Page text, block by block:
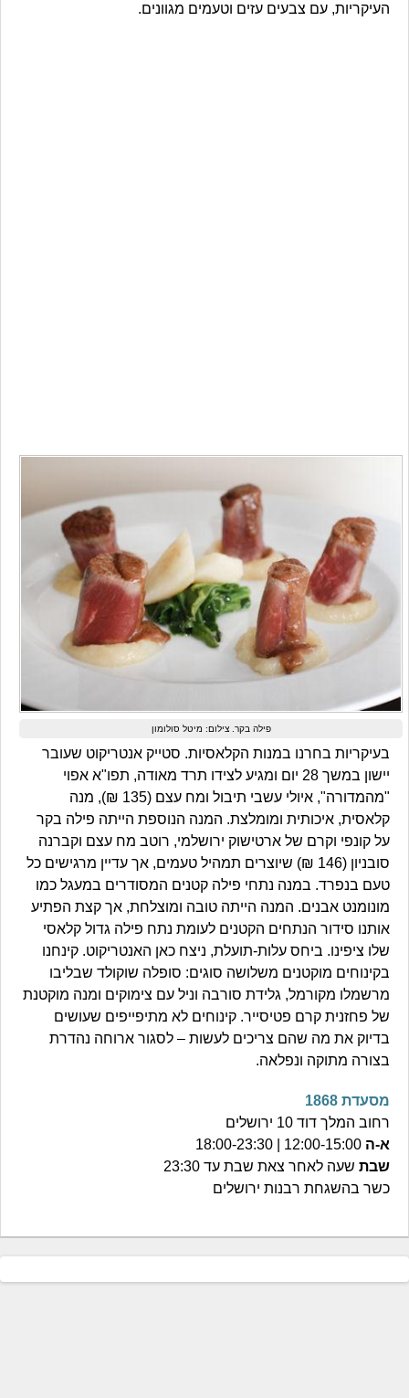
העיקריות, עם צבעים עזים וטעמים מגוונים.
פילה בקר. צילום: מיטל סולומון
בעיקריות בחרנו במנות הקלאסיות. סטייק אנטריקוט שעובר
יישון במשך 28 יום ומגיע לצידו תרד מאודה, תפו"א אפוי
"מהמדורה", איולי עשבי תיבול ומח עצם (135 ₪), מנה
קלאסית, איכותית ומומלצת. המנה הנוספת הייתה פילה בקר
על קונפי וקרם של ארטישוק ירושלמי, רוטב מח עצם וקברנה
סובניון (146 ₪) שיוצרים תמהיל טעמים, אך עדיין מרגישים כל
טעם בנפרד. במנה נתחי פילה קטנים המסודרים במעגל כמו
מונומנט אבנים. המנה הייתה טובה ומוצלחת, אך קצת הפתיע
אותנו סידור הנתחים הקטנים לעומת נתח פילה גדול קלאסי
שלו ציפינו. ביחס עלות-תועלת, ניצח כאן האנטריקוט. קינחנו
בקינוחים מוקטנים משלושה סוגים: סופלה שוקולד שבליבו
מרשמלו מקורמל, גלידת סורבה וניל עם צימוקים ומנה מוקטנת
של פחזנית קרם פטיסייר. קינוחים לא מתיפייפים שעושים
בדיוק את מה שהם צריכים לעשות – לסגור ארוחה נהדרת
בצורה מתוקה ונפלאה.
מסעדת 1868
רחוב המלך דוד 10 ירושלים
א-ה
שבת שעה לאחר צאת שבת עד 23:30
כשר בהשגחת רבנות ירושלים